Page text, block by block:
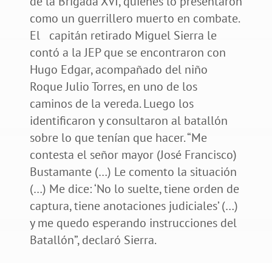
como un guerrillero muerto en combate.
El capitán retirado Miguel Sierra le
contó a la JEP que se encontraron con
Hugo Edgar, acompañado del niño
Roque Julio Torres, en uno de los
caminos de la vereda. Luego los
identificaron y consultaron al batallón
sobre lo que tenían que hacer. “Me
contesta el señor mayor (José Francisco)
Bustamante (…) Le comento la situación
(…) Me dice: ‘No lo suelte, tiene orden de
captura, tiene anotaciones judiciales’ (…)
y me quedo esperando instrucciones del
Batallón”, declaró Sierra.